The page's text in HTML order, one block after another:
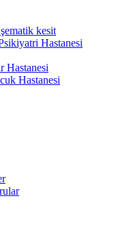
kesit
Hastanesi
Hastanesi
Hastanesi